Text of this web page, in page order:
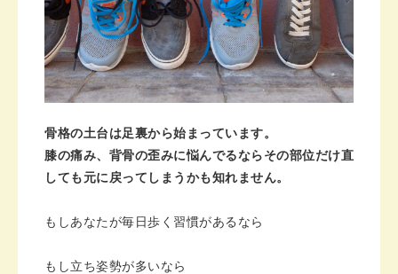
骨格の土台は足裏から始まっています。
膝の痛み、背骨の歪みに悩んでるならその部位だけ直
しても元に戻ってしまうかも知れません。
もしあなたが毎日歩く習慣があるなら
もし立ち姿勢が多いなら